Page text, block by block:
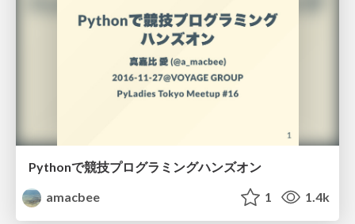
Pythonで競技プログラミングハンズオン
amacbee
1 1.4k